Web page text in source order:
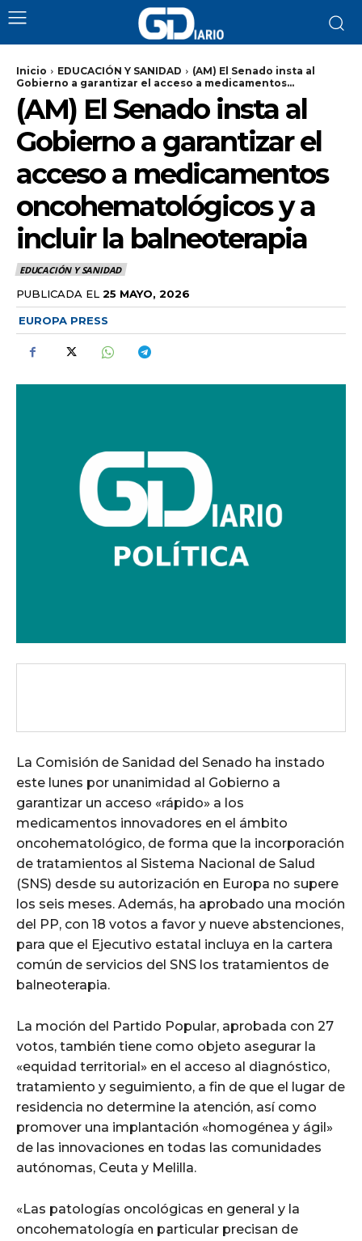
Inicio EDUCACIÓN Y SANIDAD
(AM) El Senado insta al
Gobierno a garantizar el acceso a medicamentos...
(AM) El Senado insta al
Gobierno a garantizar el
acceso a medicamentos
oncohematológicos y a
incluir la balneoterapia
EDUCACIÓN Y SANIDAD
PUBLICADA EL 25 MAYO, 2026
EUROPA PRESS
La Comisión de Sanidad del Senado ha instado
este lunes por unanimidad al Gobierno a
garantizar un acceso «rápido» a los
medicamentos innovadores en el ámbito
oncohematológico, de forma que la incorporación
de tratamientos al Sistema Nacional de Salud
(SNS) desde su autorización en Europa no supere
los seis meses. Además, ha aprobado una moción
del PP, con 18 votos a favor y nueve abstenciones,
para que el Ejecutivo estatal incluya en la cartera
común de servicios del SNS los tratamientos de
balneoterapia.
La moción del Partido Popular, aprobada con 27
votos, también tiene como objeto asegurar la
«equidad territorial» en el acceso al diagnóstico,
tratamiento y seguimiento, a fin de que el lugar de
residencia no determine la atención, así como
promover una implantación «homogénea y ágil»
de las innovaciones en todas las comunidades
autónomas, Ceuta y Melilla.
«Las patologías oncológicas en general y la
oncohematología en particular precisan de